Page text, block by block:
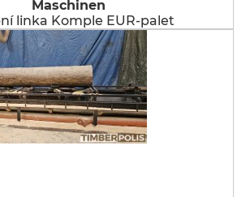
Maschinen
linka Komple EUR-palet